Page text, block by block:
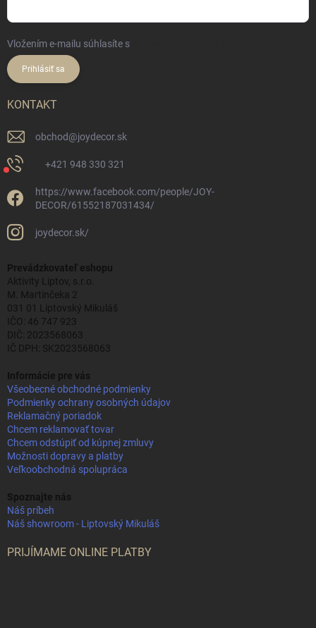
Vložením e-mailu súhlasíte s
Prihlásiť sa
KONTAKT
obchod@joydecor.sk
+421 948 330 321
https://www.facebook.com/people/JOY-
DECOR/61552187031434/
joydecor.sk/
Prevádzkovateľ eshopu
Aktivity Liptov, s.r.o.
M. Martinčeka 2
031 01 Liptovský Mikuláš
IČO: 46 747 923
DIČ: 2023568063
IČ DPH: SK2023568063
Informácie pre vás
Všeobecné obchodné podmienky
Podmienky ochrany osobných údajov
Reklamačný poriadok
Chcem reklamovať tovar
Chcem odstúpiť od kúpnej zmluvy
Možnosti dopravy a platby
Veľkoobchodná spolupráca
Spoznajte nás
Náš príbeh
Náš showroom - Liptovský Mikuláš
PRIJÍMAME ONLINE PLATBY